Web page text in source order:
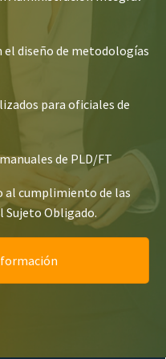
el diseño de metodologías
para oficiales de
de PLD/FT
al cumplimiento de las
Sujeto Obligado.